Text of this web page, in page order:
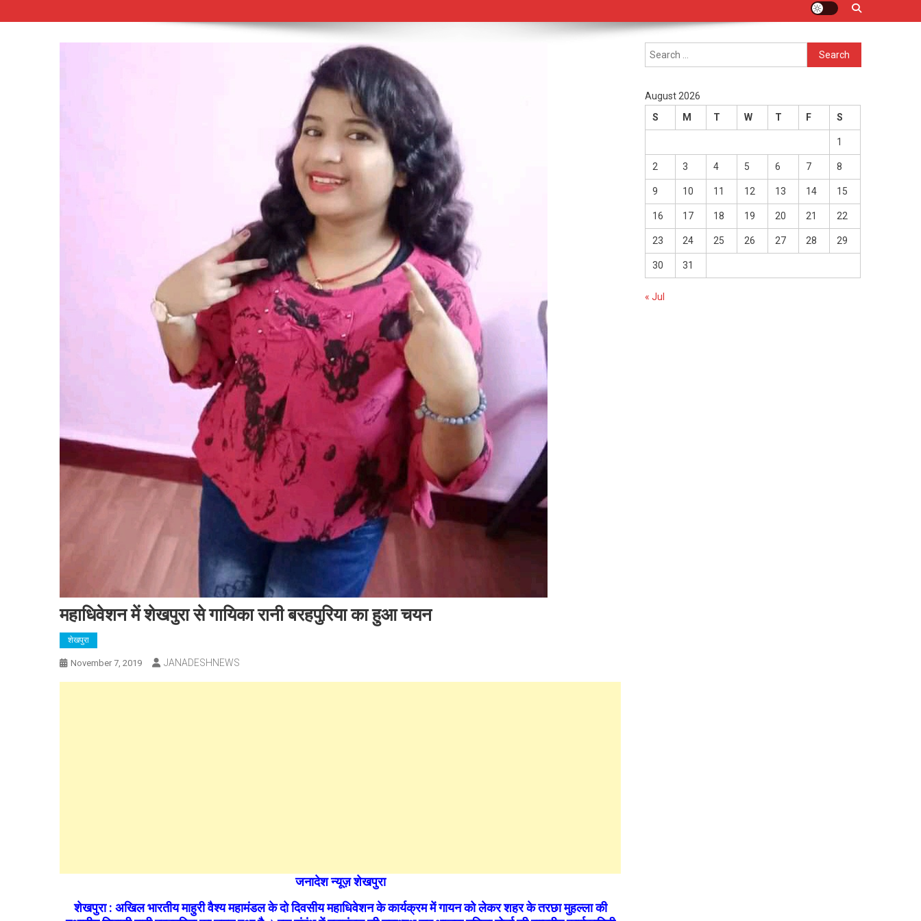
महाधिवेशन में शेखपुरा से गायिका रानी बरहपुरिया का हुआ चयन
शेखपुरा
November 7, 2019 JANADESHNEWS
जनादेश न्यूज़ शेखपुरा
शेखपुरा : अखिल भारतीय माहुरी वैश्य महामंडल के दो दिवसीय महाधिवेशन के कार्यक्रम में गायन को लेकर शहर के तरछा मुहल्ला की
Search
for:
August 2026
S
M T W T F S
1
2 3 4 5 6 7 8
9 10 11 12 13 14 15
16 17 18 19 20 21 22
23 24 25 26 27 28 29
30 31
« Jul